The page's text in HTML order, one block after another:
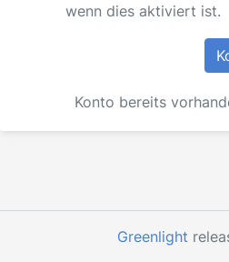
wenn dies aktiviert ist.
Konto bereits
Greenlight